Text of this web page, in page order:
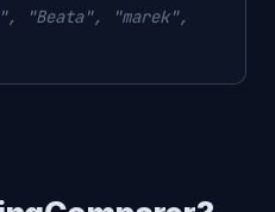
"Beata", "marek",